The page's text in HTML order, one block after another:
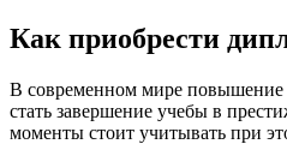
Как приобрести
В современном мире повышение
стать завершение учебы в
моменты стоит учитывать при